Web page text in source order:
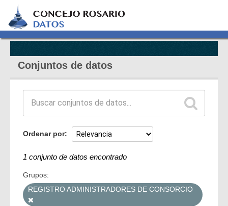
Conjuntos de datos
Ordenar por
1 conjunto de datos encontrado
Grupos:
REGISTRO ADMINISTRADORES DE CONSORCIO